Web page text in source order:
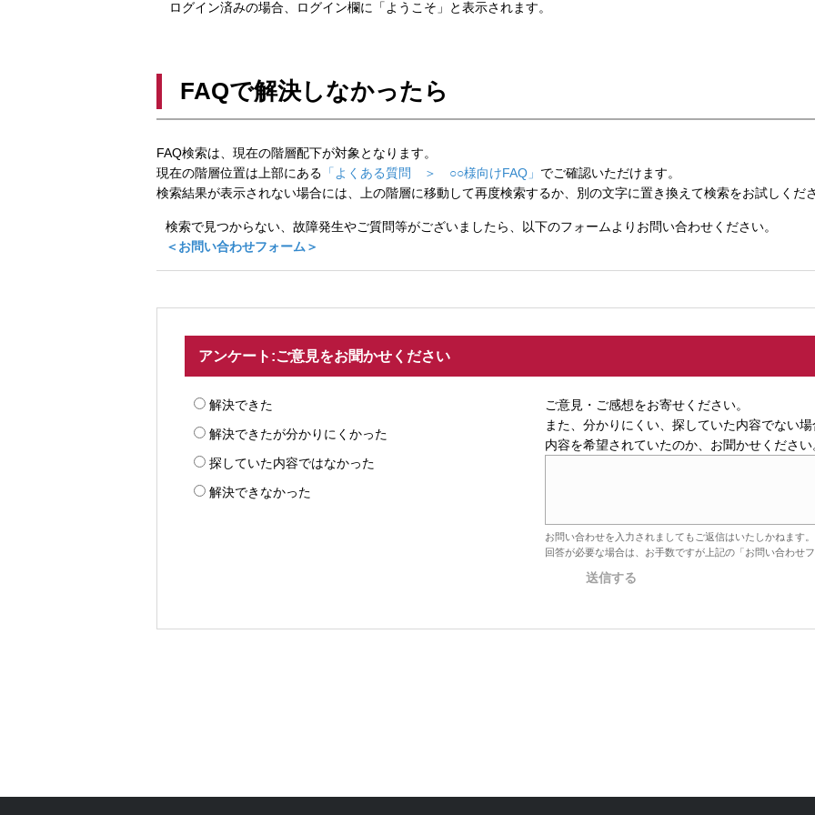
ログイン済みの場合、ログイン欄に「ようこそ」と表示されます。
FAQで解決しなかったら
FAQ検索は、現在の階層配下が対象となります。
現在の階層位置は上部にある 「よくある質問 ＞ ○○様向けFAQ」 でご確認いただけます。
検索結果が表示されない場合には、上の階層に移動して再度検索するか、別の文字に置き換えて検索をお試しくだ
検索で見つからない、故障発生やご質問等がございましたら、以下のフォームよりお問い合わせください。
＜お問い合わせフォーム＞
アンケート:ご意見をお聞かせください
解決できた
解決できたが分かりにくかった
探していた内容ではなかった
解決できなかった
ご意見・ご感想をお寄せください。
また、分かりにくい、探していた内容でない
内容を希望されていたのか、お聞かせください
お問い合わせを入力されましてもご返信はいたしかねます。
回答が必要な場合は、お手数ですが上記の「お問い合わせ